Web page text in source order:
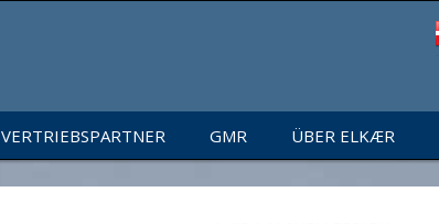
VERTRIEBSPARTNER GMR ÜBER ELKÆR